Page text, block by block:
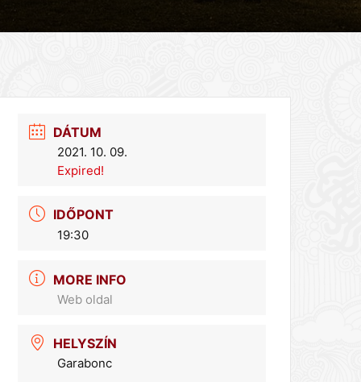
DÁTUM
2021. 10. 09.
Expired!
IDŐPONT
19:30
MORE INFO
Web oldal
HELYSZÍN
Garabonc